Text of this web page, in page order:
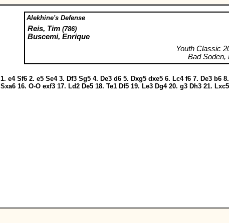
Alekhine's Defense
Reis, Tim(786)
Buscemi, Enrique
Youth Classic
Bad Soden,
1. e4 Sf62. e5 Se43. Df3 Sg54. De3 d65. Dxg5 dxe5 6.Lc4 f6 7.De3 b6
Sxa616. O-O exf317. Ld2 De518. Te1 Df519. Le3 Dg420. g3 Dh321.